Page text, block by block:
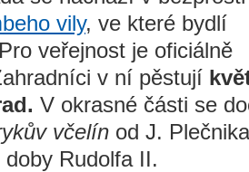
vily, ve které bydlí
Pro veřejnost je oficiálně
v ní pěstují
V okrasné části se
včelín od J.
Rudolfa II.